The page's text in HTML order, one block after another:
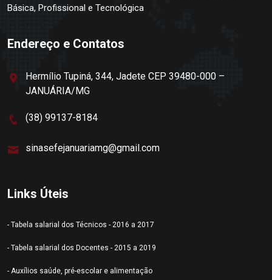
Básica, Profissional e Tecnológica
Endereço e Contatos
Hermílio Tupiná, 344, Jadete CEP 39480-000 –
JANUÁRIA/MG
(38) 99137-8184
sinasefejanuariamg@gmail.com
Links Úteis
- Tabela salarial dos Técnicos - 2016 a 2017
- Tabela salarial dos Docentes - 2015 a 2019
- Auxílios saúde, pré-escolar e alimentação